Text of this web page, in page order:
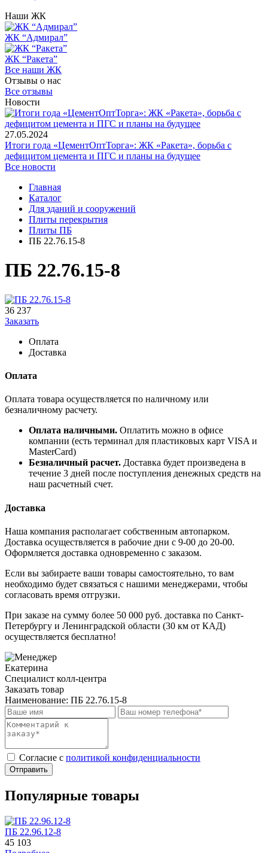
Наши ЖК
ЖК “Адмирал”
ЖК “Ракета”
Все наши ЖК
Отзывы о нас
Все отзывы
Новости
27.05.2024
Итоги года «ЦементОптТорга»: ЖК «Ракета», борьба с
дефицитом цемента и ПГС и планы на будущее
Все новости
Главная
Каталог
Для зданий и сооружений
Плиты перекрытия
Плиты ПБ
ПБ 22.76.15-8
ПБ 22.76.15-8
36 237
Заказать
Оплата
Доставка
Оплата
Оплата товара осуществляется по наличному или
безналичному расчету.
Оплата наличными. Оплатить можно в офисе
компании (есть терминал для пластиковых карт VISA и
MasterCard)
Безналичный расчет. Доставка будет произведена в
течение 3 дней после поступления денежных средств на
наш расчетный счет.
Доставка
Наша компания располагает собственным автопарком.
Доставка осуществляется в рабочие дни с 9-00 до 20-00.
Оформляется доставка одновременно с заказом.
Если вы забираете ваши товары самостоятельно, то вам
необходимо будет связаться с нашими менеджерами, чтобы
согласовать время отгрузки.
При заказе на сумму более 50 000 руб. доставка по Санкт-
Петербургу и Ленинградской области (30 км от КАД)
осуществляется бесплатно!
Екатерина
Специалист колл-центра
Заказать товар
Наименование: ПБ 22.76.15-8
Cогласие с политикой конфиденциальности
Отправить
Популярные товары
ПБ 22.96.12-8
45 103